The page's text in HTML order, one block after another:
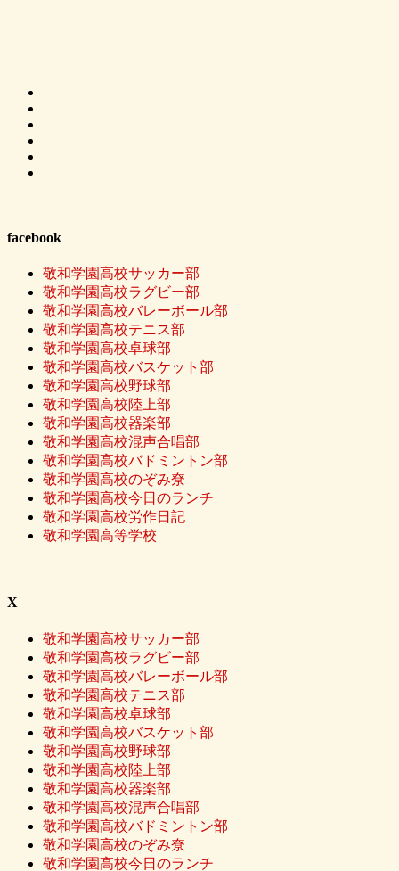
facebook
敬和学園高校サッカー部
敬和学園高校ラグビー部
敬和学園高校バレーボール部
敬和学園高校テニス部
敬和学園高校卓球部
敬和学園高校バスケット部
敬和学園高校野球部
敬和学園高校陸上部
敬和学園高校器楽部
敬和学園高校混声合唱部
敬和学園高校バドミントン部
敬和学園高校のぞみ尞
敬和学園高校今日のランチ
敬和学園高校労作日記
敬和学園高等学校
X
敬和学園高校サッカー部
敬和学園高校ラグビー部
敬和学園高校バレーボール部
敬和学園高校テニス部
敬和学園高校卓球部
敬和学園高校バスケット部
敬和学園高校野球部
敬和学園高校陸上部
敬和学園高校器楽部
敬和学園高校混声合唱部
敬和学園高校バドミントン部
敬和学園高校のぞみ尞
敬和学園高校今日のランチ